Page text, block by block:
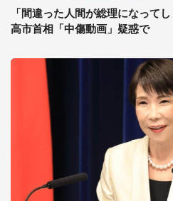
「間違った人間が総理になって
高市首相「中傷動画」疑惑で